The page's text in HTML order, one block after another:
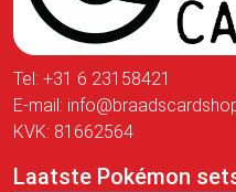
Tel: +31 6 23158421
E-mail:
KVK: 81662564
Laatste Pokémon